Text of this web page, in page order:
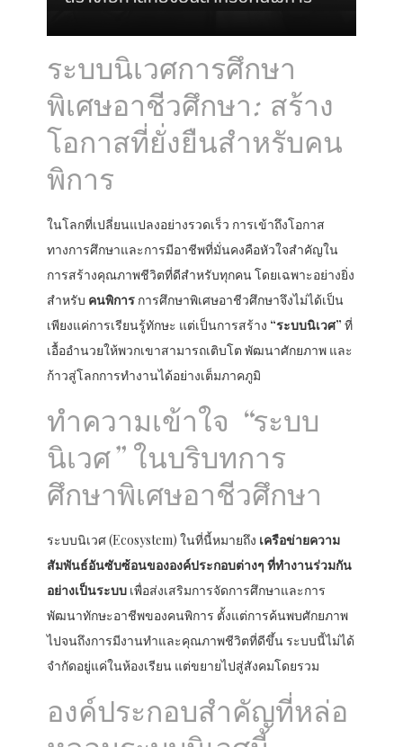
ระบบนิเวศการศึกษา
พิเศษอาชีวศึกษา: สร้าง
โอกาสที่ยั่งยืนสำหรับคน
พิการ
ในโลกที่เปลี่ยนแปลงอย่างรวดเร็ว การเข้าถึงโอกาส
ทางการศึกษาและการมีอาชีพที่มั่นคงคือหัวใจสำคัญใน
การสร้างคุณภาพชีวิตที่ดีสำหรับทุกคน โดยเฉพาะอย่างยิ่ง
สำหรับ คนพิการ การศึกษาพิเศษอาชีวศึกษาจึงไม่ได้เป็น
เพียงแค่การเรียนรู้ทักษะ แต่เป็นการสร้าง “ระบบนิเวศ” ที่
เอื้ออำนวยให้พวกเขาสามารถเติบโต พัฒนาศักยภาพ และ
ก้าวสู่โลกการทำงานได้อย่างเต็มภาคภูมิ
ทำความเข้าใจ “ระบบ
นิเวศ” ในบริบทการ
ศึกษาพิเศษอาชีวศึกษา
ระบบนิเวศ (Ecosystem) ในที่นี้หมายถึง เครือข่ายความ
สัมพันธ์อันซับซ้อนขององค์ประกอบต่างๆ ที่ทำงานร่วมกัน
อย่างเป็นระบบ เพื่อส่งเสริมการจัดการศึกษาและการ
พัฒนาทักษะอาชีพของคนพิการ ตั้งแต่การค้นพบศักยภาพ
ไปจนถึงการมีงานทำและคุณภาพชีวิตที่ดีขึ้น ระบบนี้ไม่ได้
จำกัดอยู่แค่ในห้องเรียน แต่ขยายไปสู่สังคมโดยรวม
องค์ประกอบสำคัญที่หล่อ